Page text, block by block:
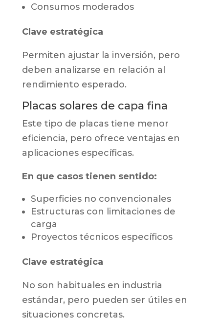
Consumos moderados
Clave estratégica
Permiten ajustar la inversión, pero
deben analizarse en relación al
rendimiento esperado.
Placas solares de capa fina
Este tipo de placas tiene menor
eficiencia, pero ofrece ventajas en
aplicaciones específicas.
En que casos tienen sentido:
Superficies no convencionales
Estructuras con limitaciones de
carga
Proyectos técnicos específicos
Clave estratégica
No son habituales en industria
estándar, pero pueden ser útiles en
situaciones concretas.